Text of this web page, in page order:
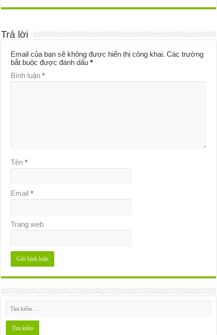
Trả lời
Email của bạn sẽ không được hiển thị công khai. Các trường
bắt buộc được đánh dấu*
Bình luận*
Tên*
Email*
Trang web